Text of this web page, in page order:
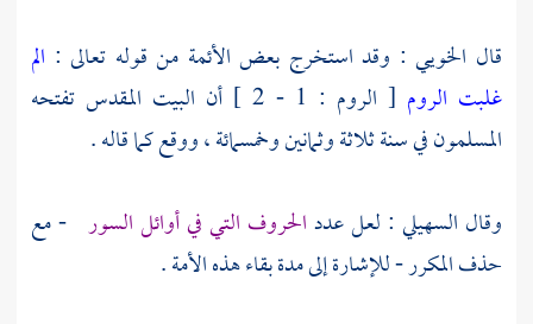
قال الخويي : وقد استخرج بعض الأئمة من قوله تعالى : الم
غلبت الروم [ الروم : 1 - 2 ] أن البيت المقدس تفتحه
المسلمون في سنة ثلاثة وثمانين وخمسمائة ، ووقع كما قاله .
وقال السهيلي : لعل عددالحروف التي في أوائل السور - مع
حذف المكرر - للإشارة إلى مدة بقاء هذه الأمة .